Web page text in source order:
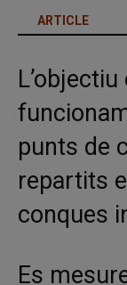
ARTICLE
punts de
repartits
conques
Es